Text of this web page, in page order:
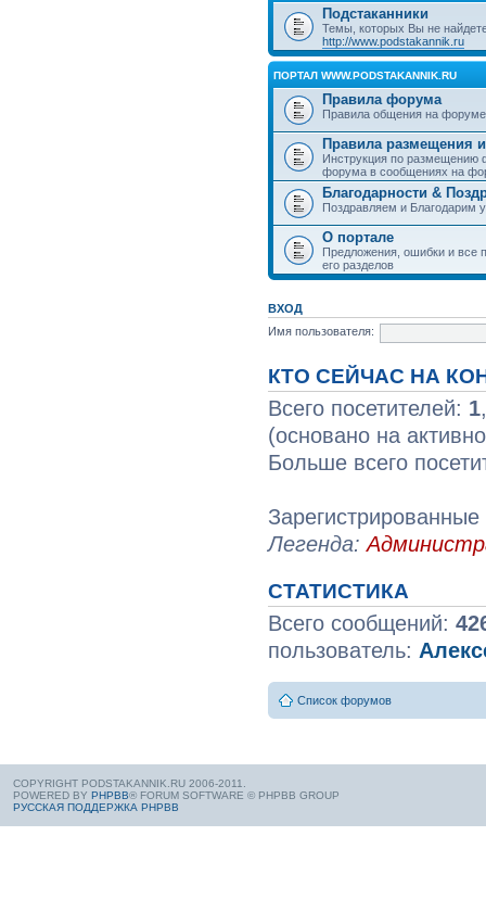
Подстаканники
Темы, которых Вы не
http://www.podstakannik.ru
ПОРТАЛ WWW.PODSTAKANNIK.RU
Правила форума
Правила общения на форуме
Правила размещения
Инструкция по размещению
форума в сообщениях на
Благодарности &
Поздравляем и Благодарим
О портале
Предложения, ошибки и все
его разделов
ВХОД
Имя пользователя:
КТО СЕЙЧАС НА
Всего посетителей: 1
(основано на
Больше всего
Легенда:
СТАТИСТИКА
Всего сообщений:
пользователь:
Список форумов
COPYRIGHT PODSTAKANNIK.RU 2006-2011.
POWERED BY PHPBB® FORUM SOFTWARE © PHPBB GROUP
РУССКАЯ ПОДДЕРЖКА PHPBB